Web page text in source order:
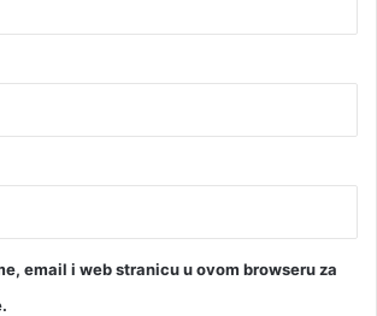
email i web stranicu u ovom browseru za